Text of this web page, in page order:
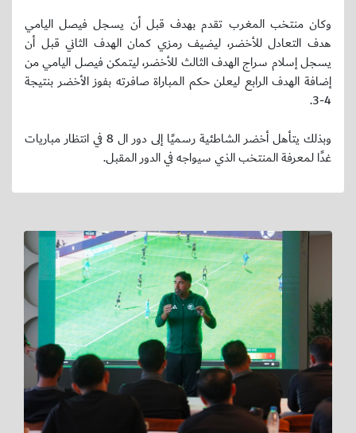
وكان منتخب المغرب تقدم بهدف قبل أن يسجل فيصل اليامي
هدف التعادل للأخضر، ليضيف رمزي كمان الهدف الثاني قبل أن
يسجل إسلام سراج الهدف الثالث للأخضر، ليتمكن فيصل اليامي من
إضافة الهدف الرابع ليعلن حكم المباراة صافرته بفوز الأخضر بنتيجة
4-3.
وبذلك يتأهل أخضر الشاطئية رسميًا إلى دور ال 8 في انتظار مباريات
غدًا لمعرفة المنتخب الذي سيواجه في الدور المقبل.